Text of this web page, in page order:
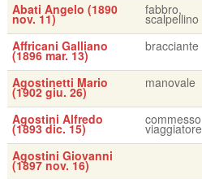
Abati Angelo (1890
nov. 11)
fabbro,
scalpellino
Affricani Galliano
(1896 mar. 13)
bracciante
Agostinetti Mario
(1902 giu. 26)
manovale
Agostini Alfredo
(1893 dic. 15)
commesso
viaggiatore
Agostini Giovanni
(1897 nov. 16)